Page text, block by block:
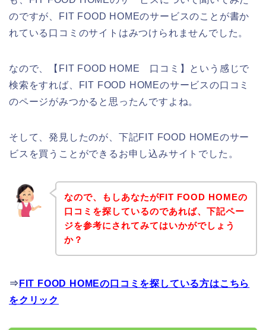
のですが、FIT FOOD HOMEのサービスのことが書か
れている口コミのサイトはみつけられませんでした。
なので、【FIT FOOD HOME 口コミ】という感じで
検索をすれば、FIT FOOD HOMEのサービスの口コミ
のページがみつかると思ったんですよね。
そして、発見したのが、下記FIT FOOD HOMEのサー
ビスを買うことができるお申し込みサイトでした。
なので、もしあなたがFIT FOOD HOMEの
口コミを探しているのであれば、下記ペー
ジを参考にされてみてはいかがでしょう
か？
⇒ FIT FOOD HOMEの口コミを探している方はこちら
をクリック